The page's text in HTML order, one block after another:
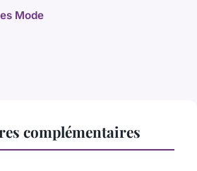
Mode
complémentaires